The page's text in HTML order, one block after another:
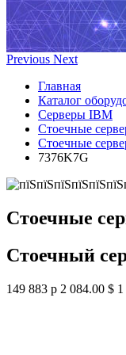
Previous Next
Главная
Каталог
Серверы IBM
Стоечные
Стоечные
7376K7G
Стоечные
Стоечный
149 883 р 2 084.00 $